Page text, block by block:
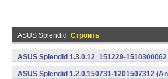
ASUS Splendid Строить
ASUS Splendid 1.3.0.12_151229-
ASUS Splendid 1.2.0.150731-1201507312